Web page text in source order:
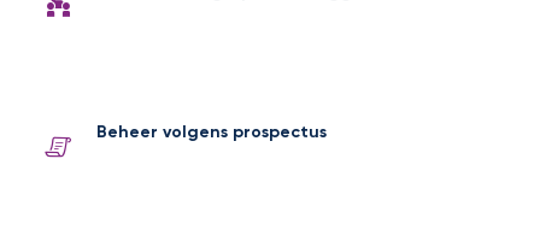
Beheer volgens prospectus